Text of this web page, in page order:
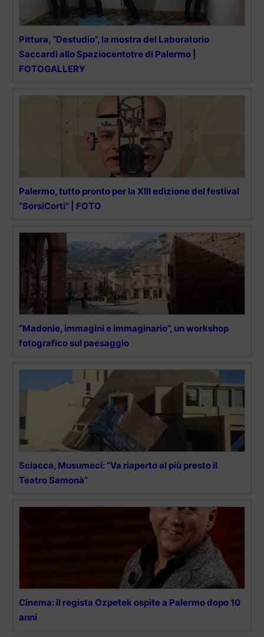
Pittura, “Destudio”, la mostra del Laboratorio
Saccardi allo Spaziocentotre di Palermo |
FOTOGALLERY
Palermo, tutto pronto per la XIII edizione del festival
“SorsiCorti” | FOTO
“Madonie, immagini e immaginario”, un workshop
fotografico sul paesaggio
Sciacca, Musumeci: “Va riaperto al più presto il
Teatro Samonà”
Cinema: il regista Ozpetek ospite a Palermo dopo 10
anni